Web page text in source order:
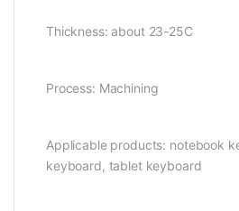
Thickness: about 23-25C
Process: Machining
Applicable products: notebook
keyboard, tablet keyboard